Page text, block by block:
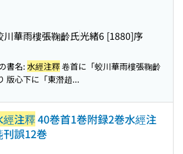
川華雨樓張鞠齡氏光緒6 [1880]序
書名: 水經注釋卷首に「蛟川華雨樓張鞠齡
版心下に「東潛趙...
經注釋40巻首1巻附録2巻水經注
刊誤12巻